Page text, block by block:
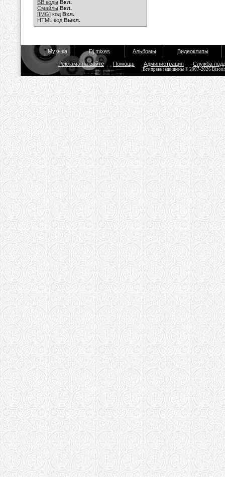
BB коды Вкл.
Смайлы Вкл.
[IMG] код Вкл.
HTML код Выкл.
Музыка Dj mixes Альбомы Видеоклипы
Реклама на сайте Помощь Администрация Служба
Все права защищены © 2007-2026